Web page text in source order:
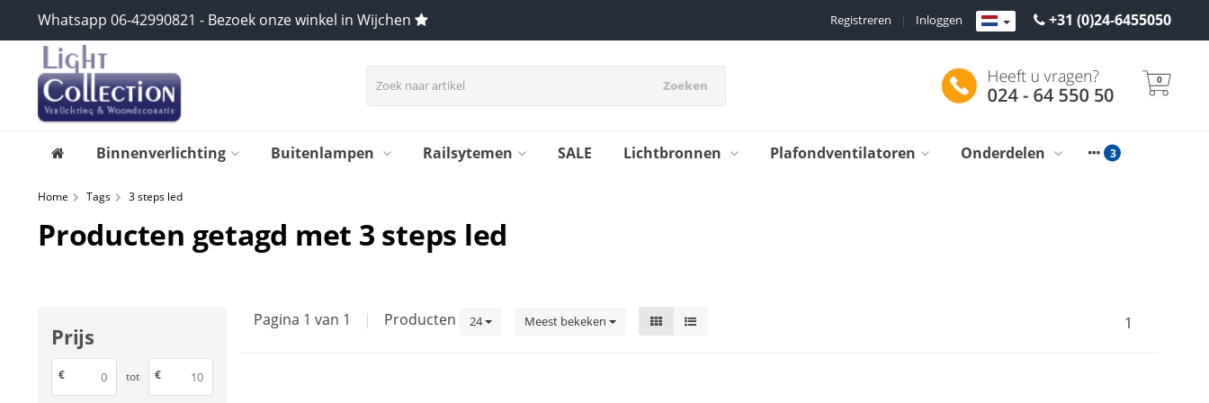
Whatsapp 06-42990821 - Bezoek onze winkel in Wijchen +31 (0)24-6455050
Inloggen
|
Registreren
Zoeken 0
Binnenverlichting Buitenlampen Railsytemen SALE Lichtbronnen Plafondventilatoren Onderdelen
Home Tags 3 steps led
Producten getagd met 3 steps led
Prijs
€ tot €
Pagina 1 van 1 | Producten 24 Meest bekeken 1